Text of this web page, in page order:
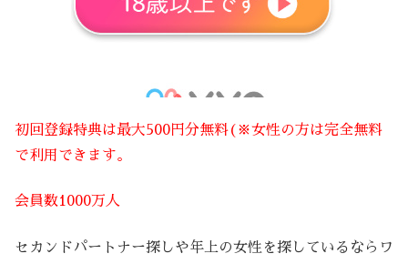
初回登録特典は最大500円分無料(※女性の方は完全無料
で利用できます。
会員数1000万人
セカンドパートナー探しや年上の女性を探しているならワ